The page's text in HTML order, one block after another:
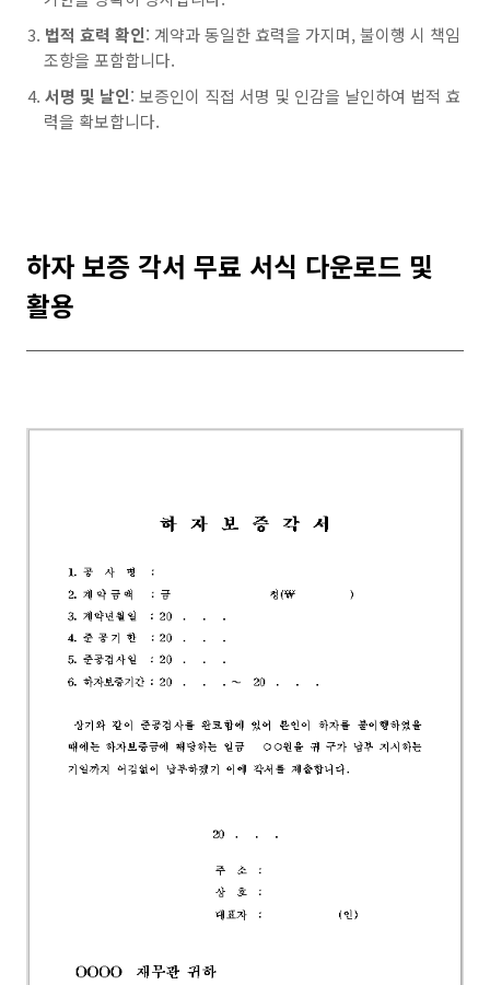
법적 효력 확인: 계약과 동일한 효력을 가지며, 불이행 시 책임
조항을 포함합니다.
서명 및 날인: 보증인이 직접 서명 및 인감을 날인하여 법적 효
력을 확보합니다.
하자 보증 각서 무료 서식 다운로드 및
활용